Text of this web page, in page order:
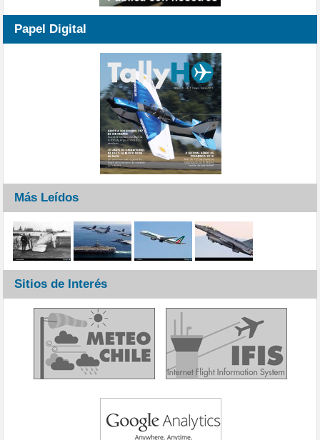
Papel Digital
Más Leídos
Sitios de Interés